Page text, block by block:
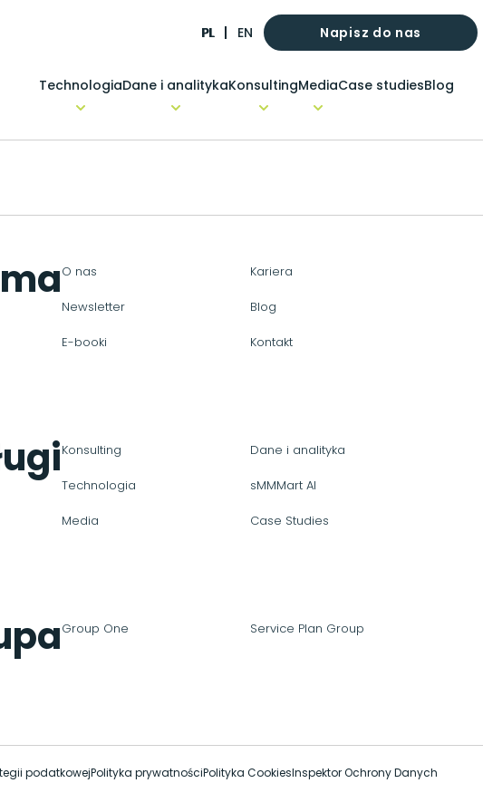
PL EN Napisz do nas
TechnologiaDane i analitykaKonsultingMediaCase studiesBlog
O nas Kariera
Newsletter Blog
E-booki Kontakt
Konsulting Dane i analityka
Technologia sMMMart AI
Media Case Studies
Group One Service Plan Group
podatkowejPolityka prywatnościPolityka CookiesInspektor Ochrony Danych